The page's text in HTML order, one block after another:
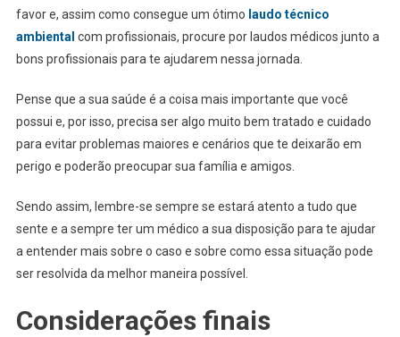
favor e, assim como consegue um ótimo laudo técnico
ambiental com profissionais, procure por laudos médicos junto a
bons profissionais para te ajudarem nessa jornada.
Pense que a sua saúde é a coisa mais importante que você
possui e, por isso, precisa ser algo muito bem tratado e cuidado
para evitar problemas maiores e cenários que te deixarão em
perigo e poderão preocupar sua família e amigos.
Sendo assim, lembre-se sempre se estará atento a tudo que
sente e a sempre ter um médico a sua disposição para te ajudar
a entender mais sobre o caso e sobre como essa situação pode
ser resolvida da melhor maneira possível.
Considerações finais